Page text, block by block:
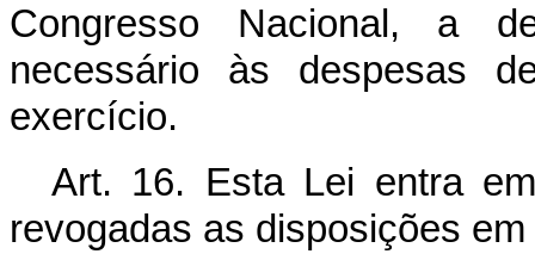
Congresso Nacional, a
necessário às despesas
exercício.
Art. 16. Esta Lei entra
revogadas as disposições